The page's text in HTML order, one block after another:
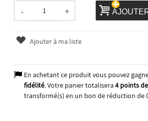
- +
Ajouter à ma liste
En achetant ce produit vous pouvez
fidélité. Votre panier totalisera 4points
transformé(s) en un bon de réduction de
2025